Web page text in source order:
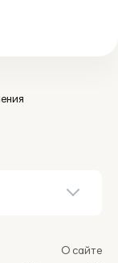
О сайте